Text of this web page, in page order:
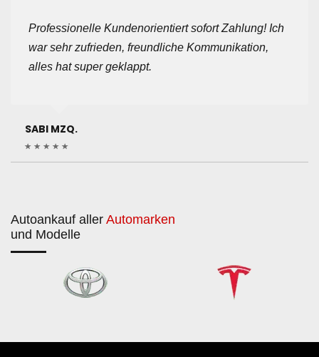
Professionelle Kundenorientiert sofort Zahlung! Ich
war sehr zufrieden, freundliche Kommunikation,
alles hat super geklappt.
SABI MZQ.
Autoankauf aller Automarken
und Modelle